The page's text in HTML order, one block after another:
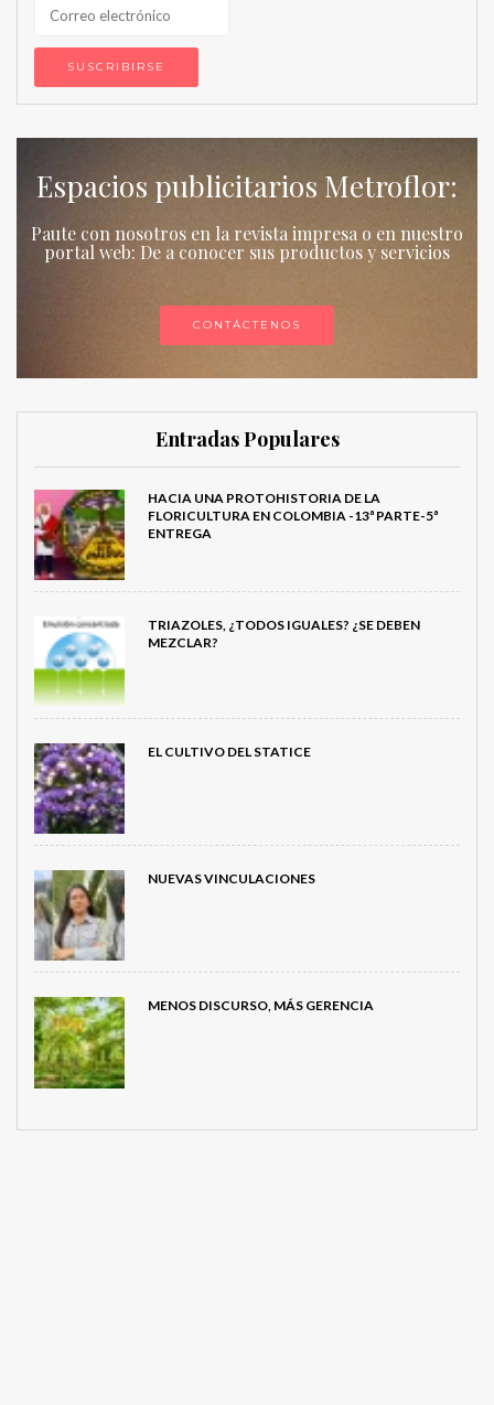
Espacios publicitarios Metroflor:
Paute con nosotros en la revista impresa o en nuestro
portal web: De a conocer sus productos y servicios
CONTÁCTENOS
Entradas Populares
HACIA UNA PROTOHISTORIA DE LA
FLORICULTURA EN COLOMBIA -13ª PARTE-5ª
ENTREGA
TRIAZOLES, ¿TODOS IGUALES? ¿SE DEBEN
MEZCLAR?
EL CULTIVO DEL STATICE
NUEVAS VINCULACIONES
MENOS DISCURSO, MÁS GERENCIA